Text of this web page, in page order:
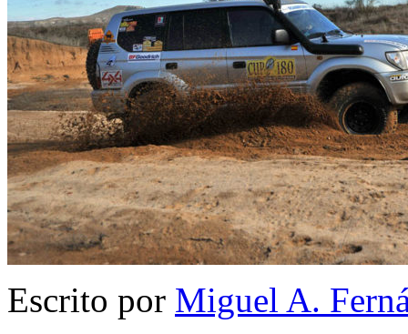
Escrito por Miguel A.